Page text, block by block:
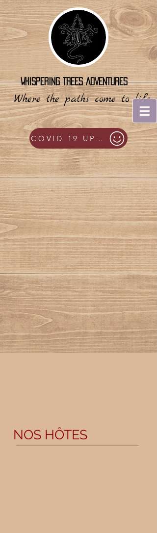
WHISPERING TREES ADVENTURES
Where the paths come to life
COVID 19 UPDATES
NOS HÔTES